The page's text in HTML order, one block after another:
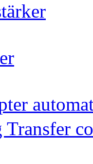
Transfer